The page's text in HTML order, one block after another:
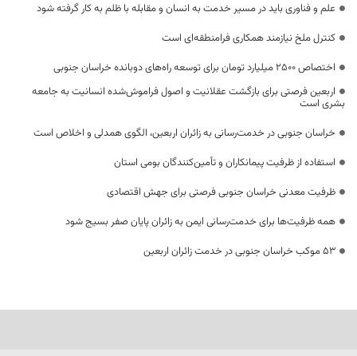
علم و فناوری باید در مسیر خدمت به انسان و مقابله با ظلم به کار گرفته شود
کنترل ملخ نیازمند همکاری فرامنطقه‌ای است
اختصاص 2500 میلیارد تومان برای توسعه راه‌های دوبانده خراسان جنوبی
اربعین فرصتی برای بازگشت عقلانیت و اصول فراموش‌شده انسانیت به جامعه
بشری است
خراسان جنوبی در خدمت‌رسانی به زائران اربعین، الگوی همدلی و اخلاص است
استفاده از ظرفیت پیمانکاران و تأمین‌کنندگان بومی استان
ظرفیت معدنی خراسان جنوبی فرصتی برای جهش اقتصادی
همه ظرفیت‌ها برای خدمت‌رسانی ایمن به زائران پایان صفر بسیج شود
53 موکب خراسان جنوبی در خدمت زائران اربعین